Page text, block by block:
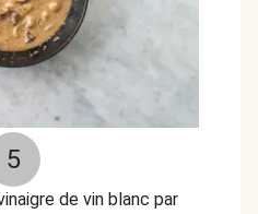
5
de vin blanc par